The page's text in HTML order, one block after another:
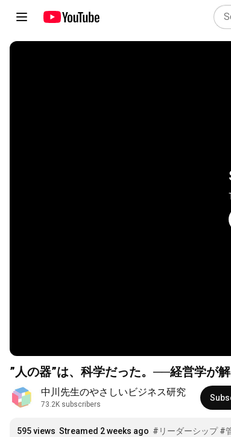
”人の器”は、科学だった。──経営学が
中川先生のやさしいビジネス研究
73.2K subscribers
595 views Streamed 2 weeks ago #リーダーシップ #